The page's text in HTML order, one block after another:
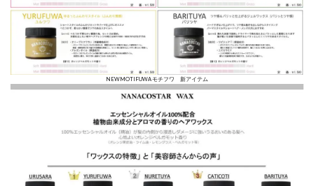
NEWMOTIFUWA モチフワ 新アイテム